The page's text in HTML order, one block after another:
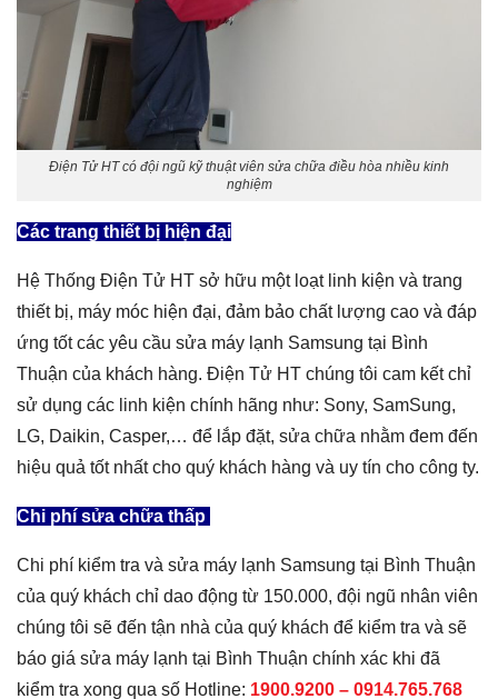
Điện Tử HT có đội ngũ kỹ thuật viên sửa chữa điều hòa nhiều kinh
nghiệm
Các trang thiết bị hiện đại
Hệ Thống Điện Tử HT sở hữu một loạt linh kiện và trang
thiết bị, máy móc hiện đại, đảm bảo chất lượng cao và đáp
ứng tốt các yêu cầu sửa máy lạnh Samsung tại Bình
Thuận của khách hàng. Điện Tử HT chúng tôi cam kết chỉ
sử dụng các linh kiện chính hãng như: Sony, SamSung,
LG, Daikin, Casper,… để lắp đặt, sửa chữa nhằm đem đến
hiệu quả tốt nhất cho quý khách hàng và uy tín cho công ty.
Chi phí sửa chữa thấp
Chi phí kiểm tra và sửa máy lạnh Samsung tại Bình Thuận
của quý khách chỉ dao động từ 150.000, đội ngũ nhân viên
chúng tôi sẽ đến tận nhà của quý khách để kiểm tra và sẽ
báo giá sửa máy lạnh tại Bình Thuận chính xác khi đã
kiểm tra xong qua số Hotline: 1900.9200 – 0914.765.768